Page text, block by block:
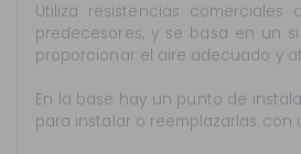
Utiliza resistencias
predecesores, y se basa en un
proporcionar el aire adecuado y
En la base hay un punto de
para instalar o reemplazarlas con